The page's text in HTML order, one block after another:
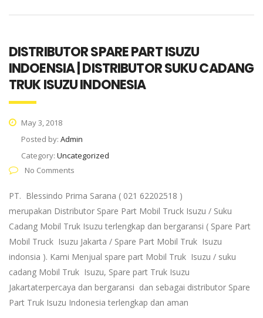
DISTRIBUTOR SPARE PART ISUZU
INDOENSIA | DISTRIBUTOR SUKU CADANG
TRUK ISUZU INDONESIA
May 3, 2018
Posted by: Admin
Category: Uncategorized
No Comments
PT. Blessindo Prima Sarana ( 021 62202518 )
merupakan Distributor Spare Part Mobil Truck Isuzu / Suku
Cadang Mobil Truk Isuzu terlengkap dan bergaransi ( Spare Part
Mobil Truck Isuzu Jakarta / Spare Part Mobil Truk Isuzu
indonsia ). Kami Menjual spare part Mobil Truk Isuzu / suku
cadang Mobil Truk Isuzu, Spare part Truk Isuzu
Jakartaterpercaya dan bergaransi dan sebagai distributor Spare
Part Truk Isuzu Indonesia terlengkap dan aman